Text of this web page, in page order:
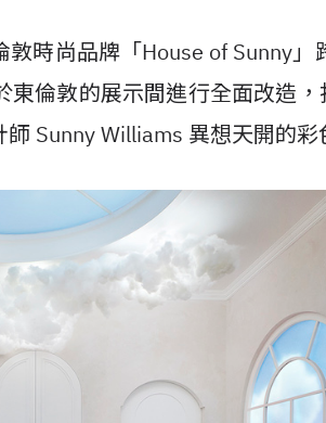
時尚品牌「House of Sunny」
倫敦的展示間進行全面改造
Sunny Williams 異想天開的彩